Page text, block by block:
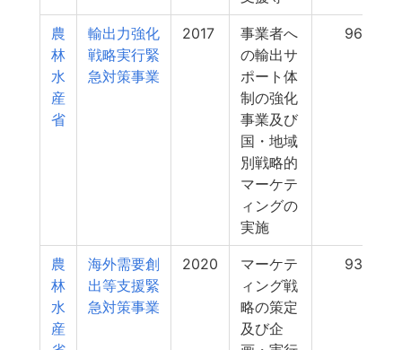
農
林
水
産
省
輸出力強化
戦略実行緊
急対策事業
2017
事業者へ
の輸出サ
ポート体
制の強化
事業及び
国・地域
別戦略的
マーケテ
ィングの
実施
962
農
林
水
産
海外需要創
出等支援緊
急対策事業
2020
マーケテ
ィング戦
略の策定
及び企
935